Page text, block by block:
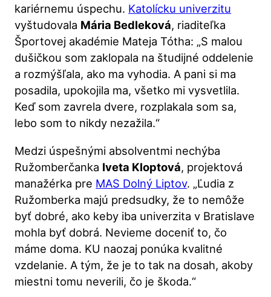
kariérnemu úspechu. Katolícku univerzitu
vyštudovala Mária Bedleková, riaditeľka
Športovej akadémie Mateja Tótha: „S malou
dušičkou som zaklopala na študijné oddelenie
a rozmýšľala, ako ma vyhodia. A pani si ma
posadila, upokojila ma, všetko mi vysvetlila.
Keď som zavrela dvere, rozplakala som sa,
lebo som to nikdy nezažila.“
Medzi úspešnými absolventmi nechýba
Ružomberčanka Iveta Kloptová, projektová
manažérka pre MAS Dolný Liptov. „Ľudia z
Ružomberka majú predsudky, že to nemôže
byť dobré, ako keby iba univerzita v Bratislave
mohla byť dobrá. Nevieme doceniť to, čo
máme doma. KU naozaj ponúka kvalitné
vzdelanie. A tým, že je to tak na dosah, akoby
miestni tomu neverili, čo je škoda.“